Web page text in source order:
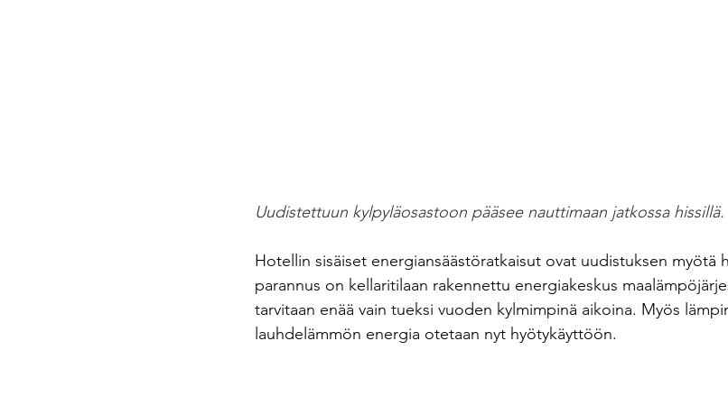
Uudistettuun kylpyläosastoon pääsee nauttimaan jatkossa hissillä.
Hotellin sisäiset energiansäästöratkaisut ovat uudistuksen myötä
parannus on kellaritilaan rakennettu energiakeskus
tarvitaan enää vain tueksi vuoden kylmimpinä aikoina. Myös
lauhdelämmön energia otetaan nyt hyötykäyttöön.